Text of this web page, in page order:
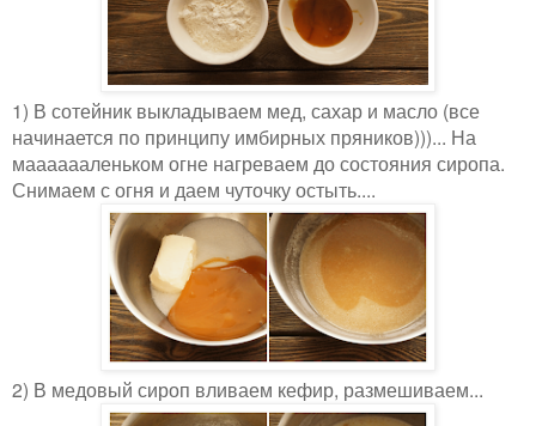
1) В сотейник выкладываем мед, сахар и масло (все
начинается по принципу имбирных пряников)))... На
мааааааленьком огне нагреваем до состояния сиропа.
Снимаем с огня и даем чуточку остыть....
2) В медовый сироп вливаем кефир, размешиваем...